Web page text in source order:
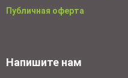
Публичная оферта
Напишите нам